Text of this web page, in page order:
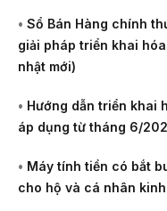
• Sổ Bán Hàng chính
giải pháp triển khai
nhật mới)
• Hướng dẫn triển khai
áp dụng từ tháng 6/
• Máy tính tiền có bắt
cho hộ và cá nhân